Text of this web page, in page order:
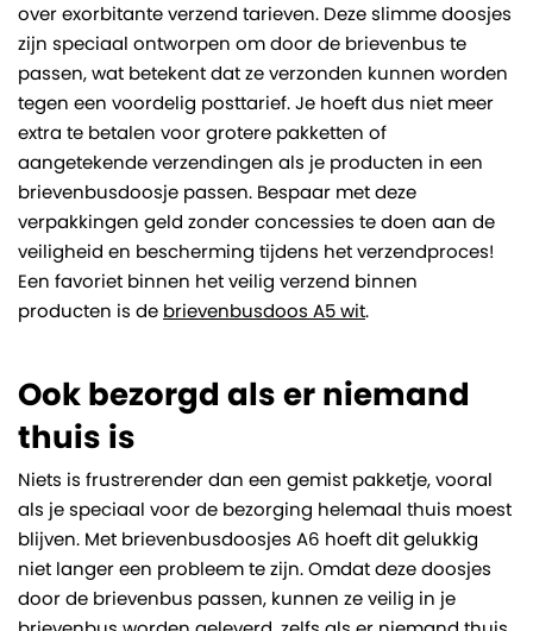
over exorbitante verzend tarieven. Deze slimme doosjes
zijn speciaal ontworpen om door de brievenbus te
passen, wat betekent dat ze verzonden kunnen worden
tegen een voordelig posttarief. Je hoeft dus niet meer
extra te betalen voor grotere pakketten of
aangetekende verzendingen als je producten in een
brievenbusdoosje passen. Bespaar met deze
verpakkingen geld zonder concessies te doen aan de
veiligheid en bescherming tijdens het verzendproces!
Een favoriet binnen het veilig verzend binnen
producten is de brievenbusdoos A5 wit.
Ook bezorgd als er niemand
thuis is
Niets is frustrerender dan een gemist pakketje, vooral
als je speciaal voor de bezorging helemaal thuis moest
blijven. Met brievenbusdoosjes A6 hoeft dit gelukkig
niet langer een probleem te zijn. Omdat deze doosjes
door de brievenbus passen, kunnen ze veilig in je